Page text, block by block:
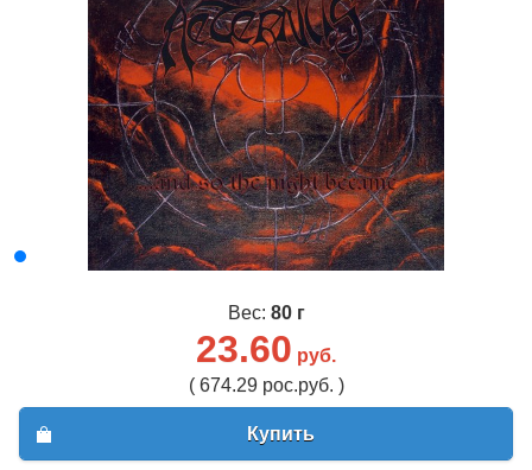
Вес: 80 г
23.60 руб.
( 674.29 рос.руб. )
Купить